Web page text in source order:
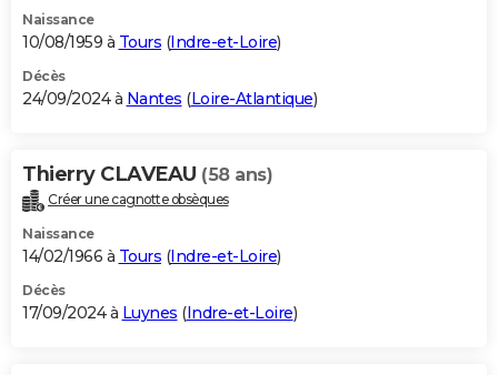
Naissance
10/08/1959 à Tours (Indre-et-Loire)
Décès
24/09/2024 à Nantes (Loire-Atlantique)
Thierry CLAVEAU (58 ans)
Créer une cagnotte obsèques
Naissance
14/02/1966 à Tours (Indre-et-Loire)
Décès
17/09/2024 à Luynes (Indre-et-Loire)